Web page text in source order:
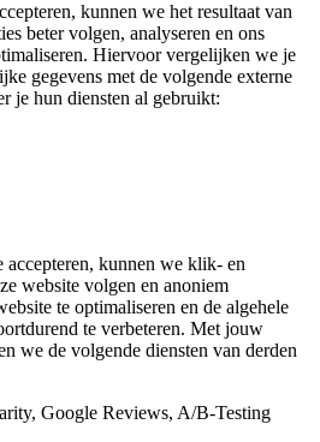
kunnen we het resultaat van
beter volgen, analyseren en ons
Hiervoor vergelijken we je
gegevens met de volgende externe
je hun diensten al gebruikt:
accepteren, kunnen we klik- en
website volgen en anoniem
te optimaliseren en de algehele
te verbeteren. Met jouw
we de volgende diensten van derden
Google Reviews, A/B-Testing